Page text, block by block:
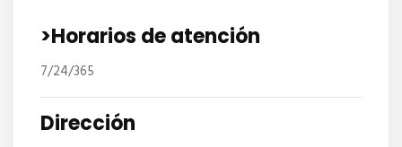
>Horarios de atención
7/24/365
Dirección